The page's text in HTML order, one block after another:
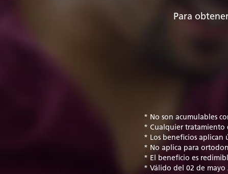
Para
* No son acumulables
* Cualquier tratamiento
* Los beneficios aplican
* No aplica para
* El beneficio es
* Válido del 02 de mayo